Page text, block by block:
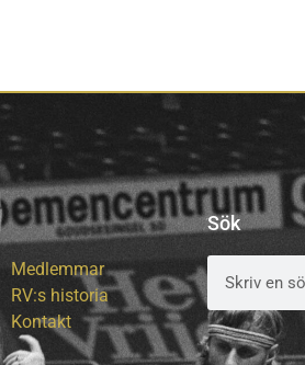
Medlemmar
RV:s historia
Kontakt
Sök